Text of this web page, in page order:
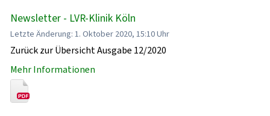
Newsletter - LVR-Klinik Köln
Letzte Änderung: 1. Oktober 2020, 15:10 Uhr
Zurück zur Übersicht Ausgabe 12/2020
Mehr Informationen